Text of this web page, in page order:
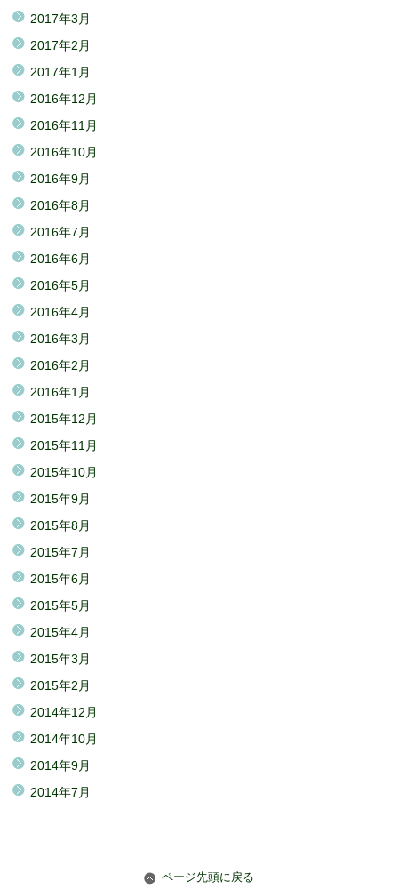
2017年3月
2017年2月
2017年1月
2016年12月
2016年11月
2016年10月
2016年9月
2016年8月
2016年7月
2016年6月
2016年5月
2016年4月
2016年3月
2016年2月
2016年1月
2015年12月
2015年11月
2015年10月
2015年9月
2015年8月
2015年7月
2015年6月
2015年5月
2015年4月
2015年3月
2015年2月
2014年12月
2014年10月
2014年9月
2014年7月
ページ先頭に戻る